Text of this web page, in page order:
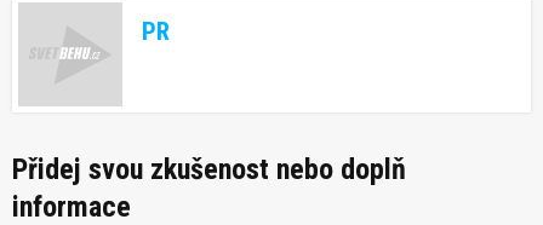
PR
Přidej svou zkušenost nebo doplň
informace